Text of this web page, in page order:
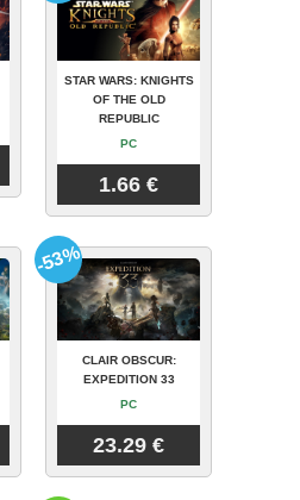
STAR WARS: KNIGHTS
OF THE OLD
REPUBLIC
PC
1.66 €
CLAIR OBSCUR:
EXPEDITION 33
PC
23.29 €
-53%